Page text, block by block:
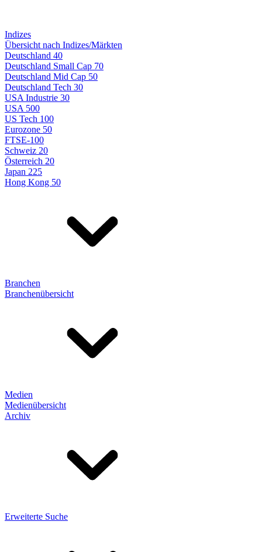
Indizes
Übersicht nach Indizes/Märkten
Deutschland 40
Deutschland Small Cap 70
Deutschland Mid Cap 50
Deutschland Tech 30
USA Industrie 30
USA 500
US Tech 100
Eurozone 50
FTSE-100
Schweiz 20
Österreich 20
Japan 225
Hong Kong 50
Branchen
Branchenübersicht
Medien
Medienübersicht
Archiv
Erweiterte Suche